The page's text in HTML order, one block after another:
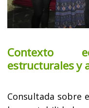
Contexto
estructurales y
Consultada sobre